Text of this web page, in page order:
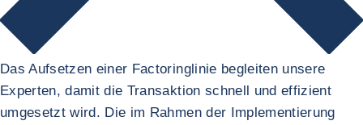
Das Aufsetzen einer Factoringlinie begleiten unsere
Experten, damit die Transaktion schnell und effizient
umgesetzt wird. Die im Rahmen der Implementierung